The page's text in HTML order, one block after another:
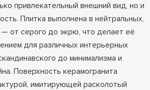
привлекательный внешний вид, но и
Плитка выполнена в нейтральных,
от серого до экрю, что делает её
для различных интерьерных
до минимализма и
Поверхность керамогранита
имитирующей расколотый